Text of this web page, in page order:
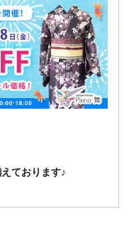
ております♪